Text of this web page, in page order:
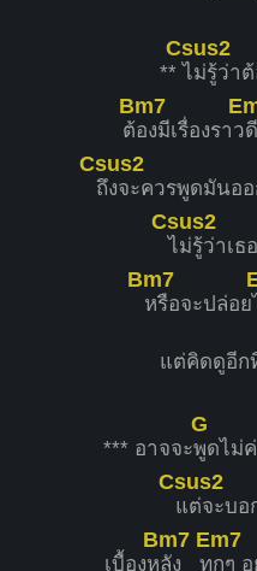
**
Csus2
ไม่รู้ว่า
ต้
Bm7
องมีเรื่องราว
Csus2
ถึงจะควรพูดมันออ
Csus2
ไม่รู้ว่าเธ
Bm7
หรือจะปล่อย
แต่คิดดูอีก
*** อาจจะ
G
พูดไม่
Csus2
แต่จะบอ
เบื้องห
Bm7
ลัง ทุ
Em7
กๆ อ